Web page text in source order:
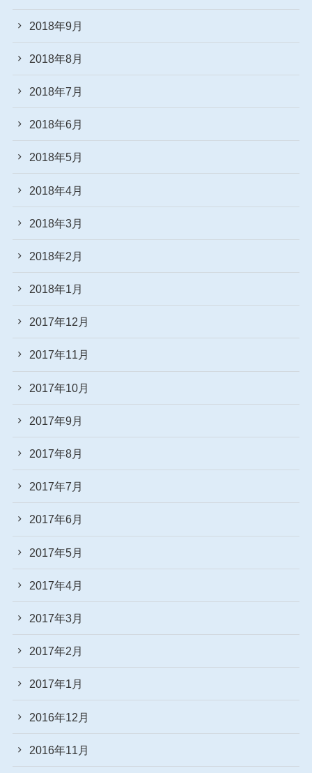
2018年9月
2018年8月
2018年7月
2018年6月
2018年5月
2018年4月
2018年3月
2018年2月
2018年1月
2017年12月
2017年11月
2017年10月
2017年9月
2017年8月
2017年7月
2017年6月
2017年5月
2017年4月
2017年3月
2017年2月
2017年1月
2016年12月
2016年11月